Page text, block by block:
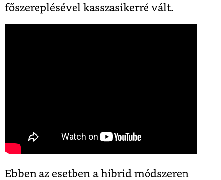
főszereplésével kasszasikerré vált.
Ebben az esetben a hibrid módszeren